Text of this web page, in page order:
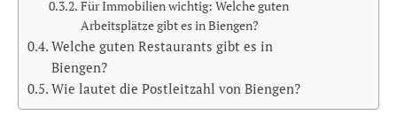
Für Immobilien wichtig: Welche guten
Arbeitsplätze gibt es in Biengen?
Welche guten Restaurants gibt es in
Biengen?
Wie lautet die Postleitzahl von Biengen?